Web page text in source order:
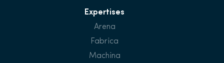
Expertises
Arena
Fabrica
Machina